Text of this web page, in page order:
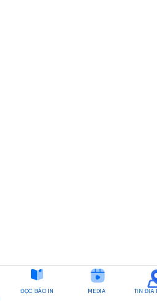
ĐỌC BÁO IN MEDIA TIN ĐỊA